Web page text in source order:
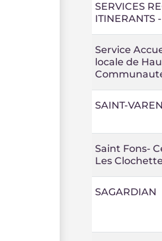
SERVICES
ITINERANTS
Service
locale de
SAINT-
Saint Fons-
Les
SAGARDIAN